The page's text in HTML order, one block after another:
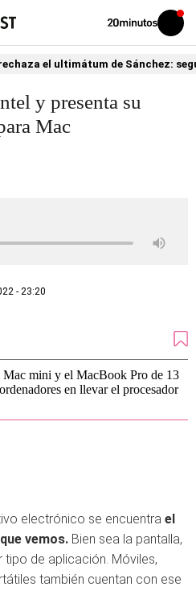
Volver
Iniciar
sesión
el ultimátum de Sánchez:
y presenta su
Mac
- 23:20
mini y el MacBook Pro de 13
en llevar el procesador
electrónico se encuentra el
vemos. Bien sea la pantalla,
tipo de aplicación. Móviles,
también cuentan con ese